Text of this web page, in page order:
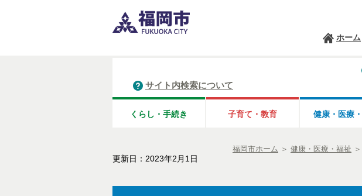
ホーム
サイト内検索について
くらし・手続き 子育て・教育 健康・医療・
福岡市ホーム ＞ 健康・医療・福祉 ＞
更新日：2023年2月1日